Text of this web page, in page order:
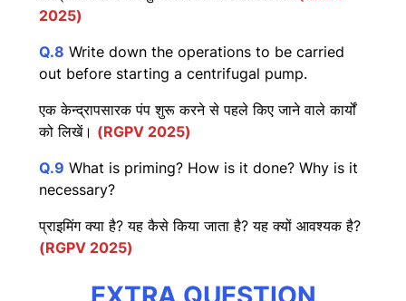
2025)
Q.8 Write down the operations to be carried
out before starting a centrifugal pump.
एक केन्द्रापसारक पंप शुरू करने से पहले किए जाने वाले कार्यों
को लिखें। (RGPV 2025)
Q.9 What is priming? How is it done? Why is it
necessary?
प्राइमिंग क्या है? यह कैसे किया जाता है? यह क्यों आवश्यक है?
(RGPV 2025)